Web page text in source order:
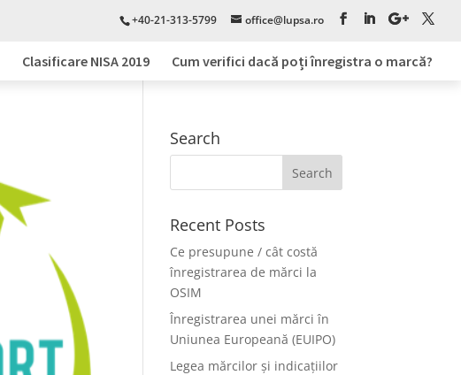
+40-21-313-5799 office@lupsa.ro
Clasificare NISA 2019 Cum verifici dacă poți înregistra o marcă?
Search
Recent Posts
Ce presupune / cât costă
înregistrarea de mărci la
OSIM
Înregistrarea unei mărci în
Uniunea Europeană (EUIPO)
Legea mărcilor și indicațiilor